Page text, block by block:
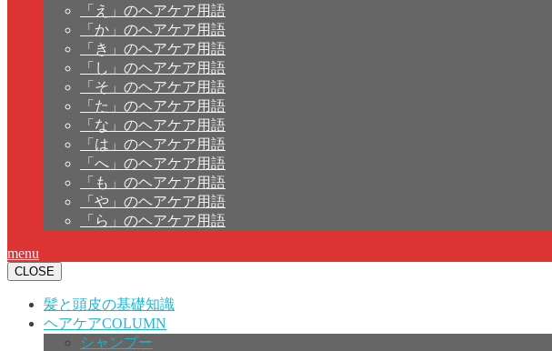
「え」のヘアケア用語
「か」のヘアケア用語
「き」のヘアケア用語
「し」のヘアケア用語
「そ」のヘアケア用語
「た」のヘアケア用語
「な」のヘアケア用語
「は」のヘアケア用語
「へ」のヘアケア用語
「も」のヘアケア用語
「や」のヘアケア用語
「ら」のヘアケア用語
menu
CLOSE
髪と頭皮の基礎知識
ヘアケアCOLUMN
シャンプー